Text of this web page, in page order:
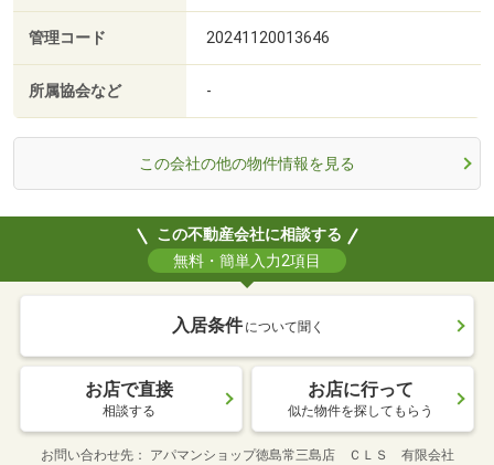
管理コード 20241120013646
所属協会など -
この会社の他の物件情報を見る
この不動産会社に相談する
無料・簡単入力2項目
入居条件 について聞く
お店で直接
相談する
お店に行って
似た物件を探してもらう
お問い合わせ先 アパマンショップ徳島常三島店 ＣＬＳ 有限会社